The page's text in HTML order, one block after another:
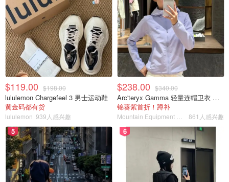
$119.00 $198.00
lululemon Chargefeel 3 男士运动鞋
黄金码都有货
lululemon 939人感兴趣
$238.00 $340.00
Arc'teryx Gamma 轻量连帽卫衣 女款
锦葵紫首折！蹲补
861人感兴趣
5 6